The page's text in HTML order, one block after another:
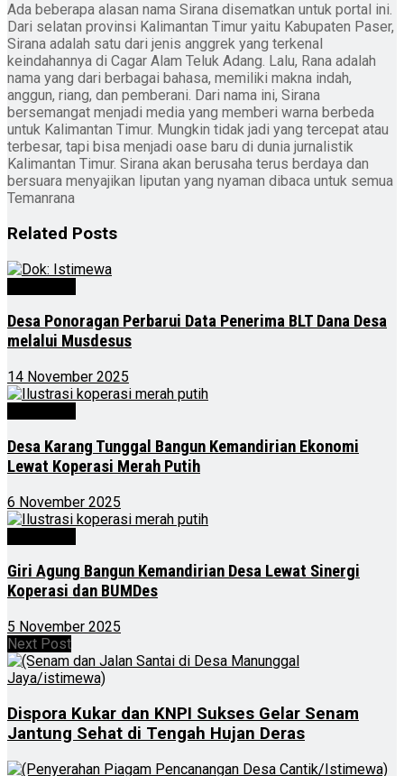
Ada beberapa alasan nama Sirana disematkan untuk portal ini.
Dari selatan provinsi Kalimantan Timur yaitu Kabupaten Paser,
Sirana adalah satu dari jenis anggrek yang terkenal
keindahannya di Cagar Alam Teluk Adang. Lalu, Rana adalah
nama yang dari berbagai bahasa, memiliki makna indah,
anggun, riang, dan pemberani. Dari nama ini, Sirana
bersemangat menjadi media yang memberi warna berbeda
untuk Kalimantan Timur. Mungkin tidak jadi yang tercepat atau
terbesar, tapi bisa menjadi oase baru di dunia jurnalistik
Kalimantan Timur. Sirana akan berusaha terus berdaya dan
bersuara menyajikan liputan yang nyaman dibaca untuk semua
Temanrana
Related Posts
Desa Ponoragan Perbarui Data Penerima BLT Dana Desa
melalui Musdesus
14 November 2025
Desa Karang Tunggal Bangun Kemandirian Ekonomi
Lewat Koperasi Merah Putih
6 November 2025
Giri Agung Bangun Kemandirian Desa Lewat Sinergi
Koperasi dan BUMDes
5 November 2025
Next Post
Dispora Kukar dan KNPI Sukses Gelar Senam
Jantung Sehat di Tengah Hujan Deras